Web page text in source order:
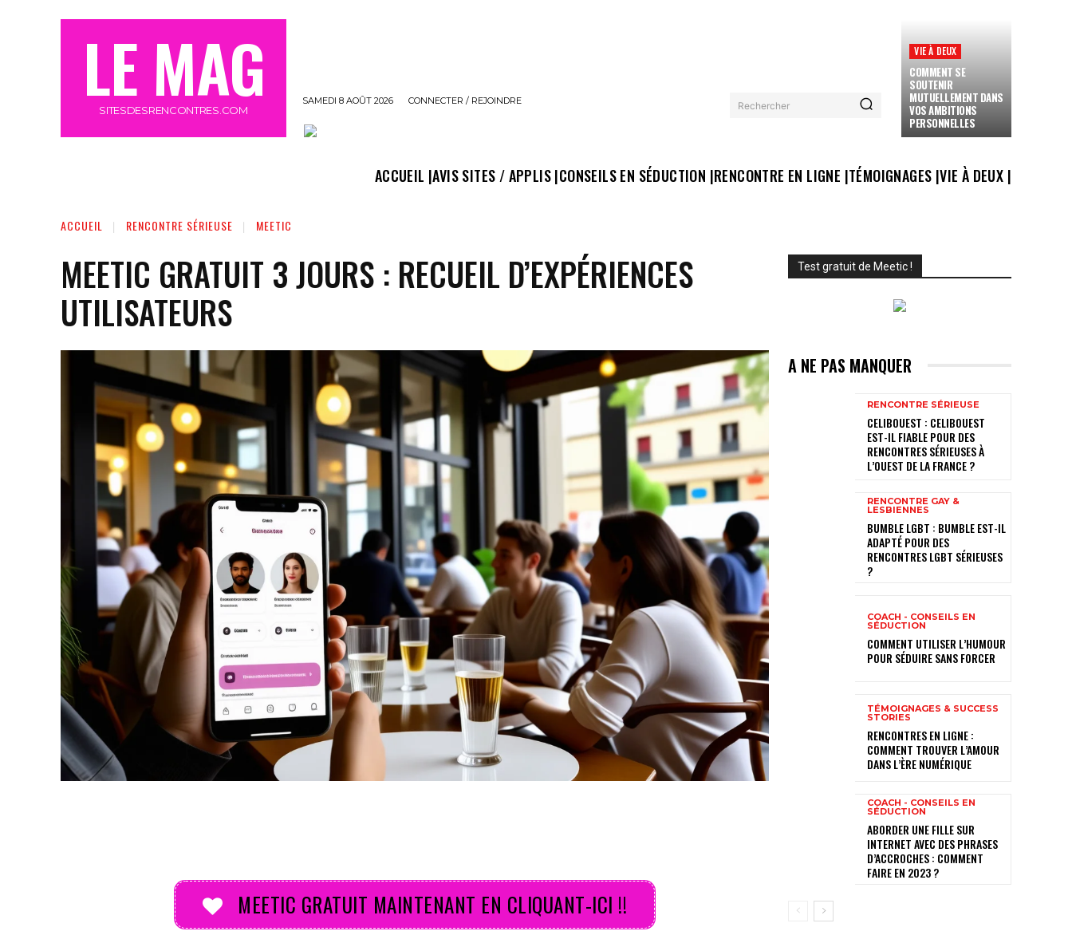
LE MAG
SITESDESRENCONTRES.COM
SAMEDI 8 AOÛT 2026 CONNECTER / REJOINDRE Rechercher
VIE À DEUX
COMMENT SE
SOUTENIR
MUTUELLEMENT DANS
VOS AMBITIONS
PERSONNELLES
ACCUEIL |AVIS SITES / APPLIS |CONSEILS EN SÉDUCTION |RENCONTRE EN LIGNE |TÉMOIGNAGES |VIE À DEUX |
ACCUEIL RENCONTRE SÉRIEUSE MEETIC
MEETIC GRATUIT 3 JOURS : RECUEIL D’EXPÉRIENCES
UTILISATEURS
MEETIC GRATUIT MAINTENANT EN CLIQUANT-ICI !!
Test gratuit de Meetic !
A NE PAS MANQUER
RENCONTRE SÉRIEUSE
CELIBOUEST : CELIBOUEST
EST-IL FIABLE POUR DES
RENCONTRES SÉRIEUSES À
L’OUEST DE LA FRANCE ?
RENCONTRE GAY &
LESBIENNES
BUMBLE LGBT : BUMBLE EST-IL
ADAPTÉ POUR DES
RENCONTRES LGBT SÉRIEUSES
?
COACH - CONSEILS EN
SÉDUCTION
COMMENT UTILISER L’HUMOUR
POUR SÉDUIRE SANS FORCER
TÉMOIGNAGES & SUCCESS
STORIES
RENCONTRES EN LIGNE :
COMMENT TROUVER L’AMOUR
DANS L’ÈRE NUMÉRIQUE
COACH - CONSEILS EN
SÉDUCTION
ABORDER UNE FILLE SUR
INTERNET AVEC DES PHRASES
D’ACCROCHES : COMMENT
FAIRE EN 2023 ?